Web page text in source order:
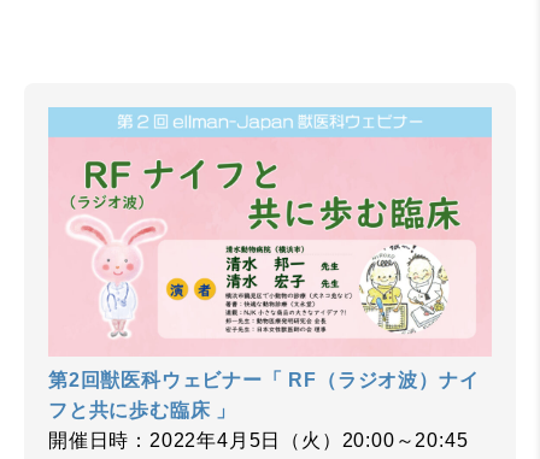
第2回獣医科ウェビナー「 RF（ラジオ波）ナイ
フと共に歩む臨床 」
開催日時：2022年4月5日（火）20:00～20:45